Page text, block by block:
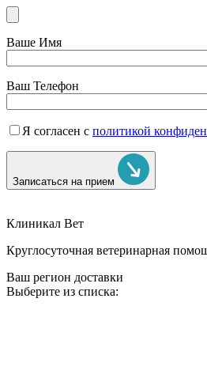
Ваше Имя
Ваш Телефон
Я согласен с политикой
Записаться на прием
Клиникал Вет
Круглосуточная ветеринарная
Ваш регион доставки
Выберите из списка: